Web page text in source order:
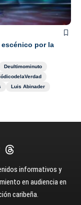
por la
Deultimominuto
Luis Abinader
informativos y
en audiencia en
caribeña.